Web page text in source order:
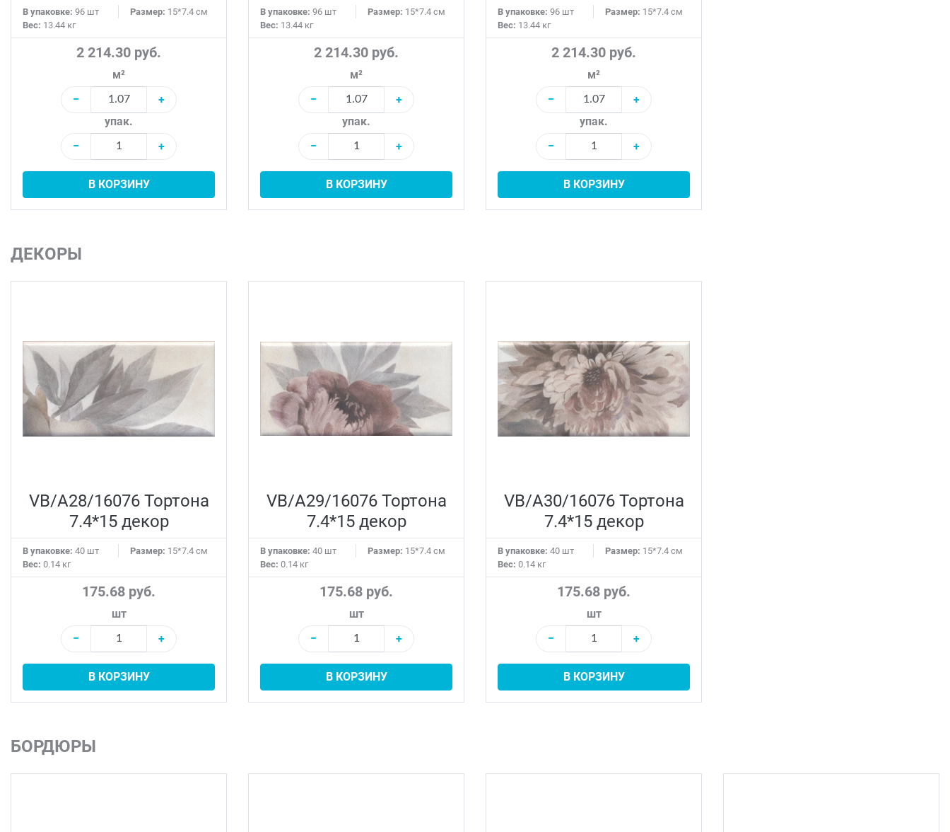
В упаковке: 96 шт Размер: 15*7.4 см
Вес: 13.44 кг
2 214.30 руб.
м²
−
+
упак.
−
+
В КОРЗИНУ
В упаковке: 96 шт Размер: 15*7.4 см
Вес: 13.44 кг
2 214.30 руб.
м²
−
+
упак.
−
+
В КОРЗИНУ
В упаковке: 96 шт Размер: 15*7.4 см
Вес: 13.44 кг
2 214.30 руб.
м²
−
+
упак.
−
+
В КОРЗИНУ
ДЕКОРЫ
VB/A28/16076 Тортона
7.4*15 декор
В упаковке: 40 шт Размер: 15*7.4 см
Вес: 0.14 кг
175.68 руб.
шт
−
+
В КОРЗИНУ
VB/A29/16076 Тортона
7.4*15 декор
В упаковке: 40 шт Размер: 15*7.4 см
Вес: 0.14 кг
175.68 руб.
шт
−
+
В КОРЗИНУ
VB/A30/16076 Тортона
7.4*15 декор
В упаковке: 40 шт Размер: 15*7.4 см
Вес: 0.14 кг
175.68 руб.
шт
−
+
В КОРЗИНУ
БОРДЮРЫ